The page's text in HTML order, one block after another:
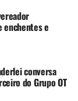
enchentes e
conversa
do Grupo OT